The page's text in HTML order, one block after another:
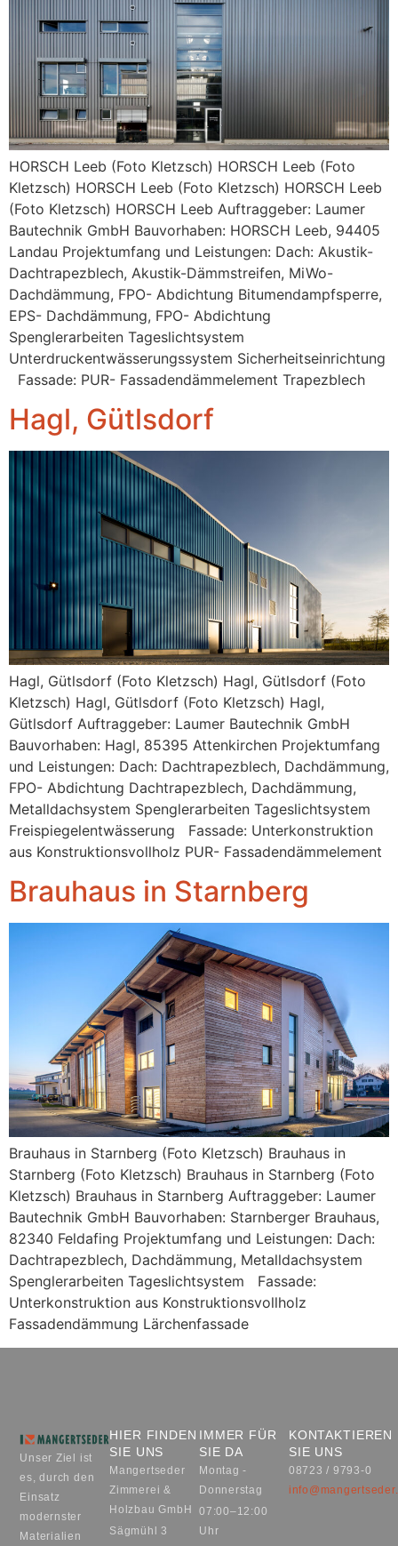
HORSCH Leeb (Foto Kletzsch) HORSCH Leeb (Foto
Kletzsch) HORSCH Leeb (Foto Kletzsch) HORSCH Leeb
(Foto Kletzsch) HORSCH Leeb Auftraggeber: Laumer
Bautechnik GmbH Bauvorhaben: HORSCH Leeb, 94405
Landau Projektumfang und Leistungen: Dach: Akustik-
Dachtrapezblech, Akustik-Dämmstreifen, MiWo-
Dachdämmung, FPO- Abdichtung Bitumendampfsperre,
EPS- Dachdämmung, FPO- Abdichtung
Spenglerarbeiten Tageslichtsystem
Unterdruckentwässerungssystem Sicherheitseinrichtung
Fassade: PUR- Fassadendämmelement Trapezblech
Hagl, Gütlsdorf
Hagl, Gütlsdorf (Foto Kletzsch) Hagl, Gütlsdorf (Foto
Kletzsch) Hagl, Gütlsdorf (Foto Kletzsch) Hagl,
Gütlsdorf Auftraggeber: Laumer Bautechnik GmbH
Bauvorhaben: Hagl, 85395 Attenkirchen Projektumfang
und Leistungen: Dach: Dachtrapezblech, Dachdämmung,
FPO- Abdichtung Dachtrapezblech, Dachdämmung,
Metalldachsystem Spenglerarbeiten Tageslichtsystem
Freispiegelentwässerung Fassade: Unterkonstruktion
aus Konstruktionsvollholz PUR- Fassadendämmelement
Brauhaus in Starnberg​
Brauhaus in Starnberg (Foto Kletzsch) Brauhaus in
Starnberg (Foto Kletzsch) Brauhaus in Starnberg (Foto
Kletzsch) Brauhaus in Starnberg​ Auftraggeber: Laumer
Bautechnik GmbH Bauvorhaben: Starnberger Brauhaus,
82340 Feldafing Projektumfang und Leistungen: Dach:
Dachtrapezblech, Dachdämmung, Metalldachsystem
Spenglerarbeiten Tageslichtsystem Fassade:
Unterkonstruktion aus Konstruktionsvollholz
Fassadendämmung Lärchenfassade
Unser Ziel ist
es, durch den
Einsatz
modernster
Materialien
HIER FINDEN
SIE UNS
Mangertseder
Zimmerei &
Holzbau GmbH
Sägmühl 3
IMMER FÜR
SIE DA
Montag -
Donnerstag
07:00–12:00
Uhr
KONTAKTIEREN
SIE UNS
08723 / 9793-0